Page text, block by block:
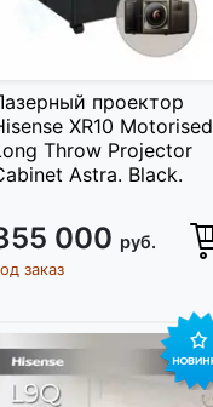
проектор
XR10 Motorised
Throw Projector
Astra. Black.
000 руб.
заказ